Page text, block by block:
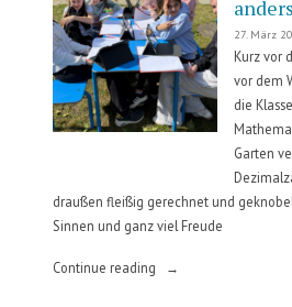
27. März
Kurz vor
vor dem
die
Garten
draußen fleißig gerechnet und
Sinnen und ganz viel Freude
Continue reading
„Mathematik